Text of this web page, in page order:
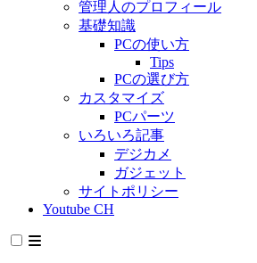
管理人のプロフィール
基礎知識
PCの使い方
Tips
PCの選び方
カスタマイズ
PCパーツ
いろいろ記事
デジカメ
ガジェット
サイトポリシー
Youtube CH